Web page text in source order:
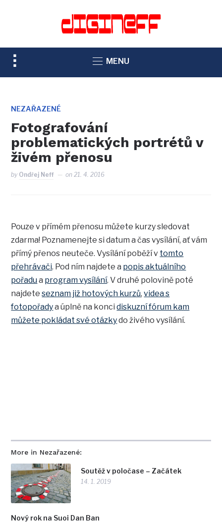
TOGGLE
SIDEBAR
NAVIGATION
MENU
NEZAŘAZENÉ
Fotografování
problematických portrétů v
živém přenosu
by Ondřej Neff on21. 4. 2016
More in Nezařazené:
Soutěž v poločase – Začátek
14. 1. 2019
Nový rok na Suoi Dan Ban
Pouze v přímém přenosu můžete kurzy sledovat
zdarma! Poznamenejte si datum a čas vysílání, ať vám
přímý přenos neuteče. Vysílání poběží v tomto
přehrávači. Pod ním najdete a popis aktuálního
pořadua program vysílání. V druhé polovině poté
najdeteseznam již hotových kurzů,videa s
fotopořadya úplně na koncidiskuzní fórum kam
můžete pokládat své otázkydo živého vysílání.